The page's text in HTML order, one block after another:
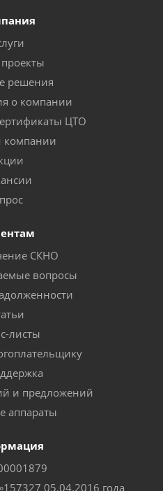
решения
о компании
ЦТО
компании
СКНО
вопросы
листы
и предложений
аппараты
05.04.2016 года